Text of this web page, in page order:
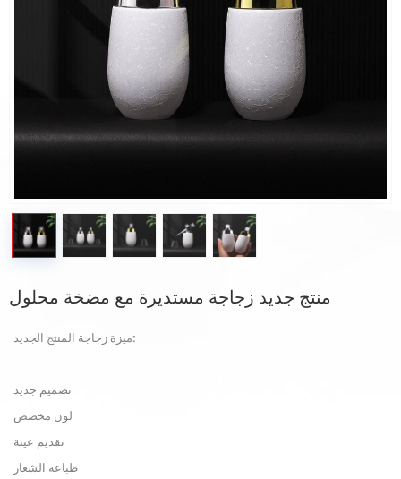
منتج جديد زجاجة مستديرة مع مضخة محلول
ميزة زجاجة المنتج الجديد: